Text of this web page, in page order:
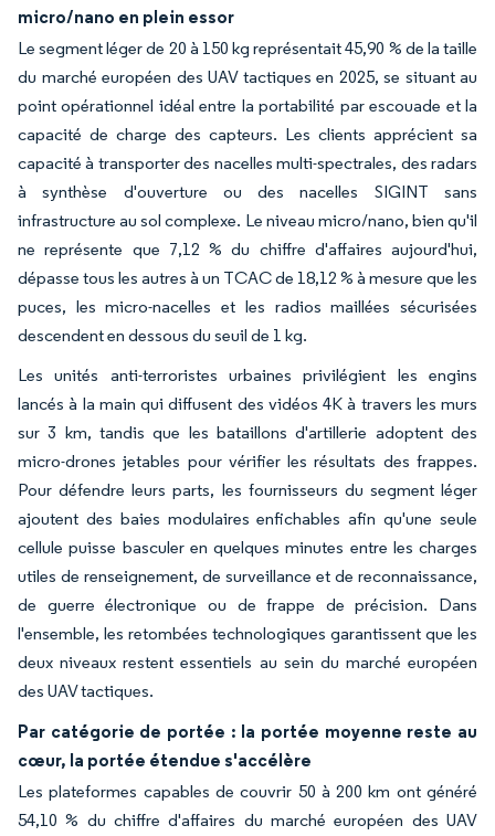
micro/nano en plein essor
Le segment léger de 20 à 150 kg représentait 45,90 % de la taille
du marché européen des UAV tactiques en 2025, se situant au
point opérationnel idéal entre la portabilité par escouade et la
capacité de charge des capteurs. Les clients apprécient sa
capacité à transporter des nacelles multi-spectrales, des radars
à synthèse d'ouverture ou des nacelles SIGINT sans
infrastructure au sol complexe. Le niveau micro/nano, bien qu'il
ne représente que 7,12 % du chiffre d'affaires aujourd'hui,
dépasse tous les autres à un TCAC de 18,12 % à mesure que les
puces, les micro-nacelles et les radios maillées sécurisées
descendent en dessous du seuil de 1 kg.
Les unités anti-terroristes urbaines privilégient les engins
lancés à la main qui diffusent des vidéos 4K à travers les murs
sur 3 km, tandis que les bataillons d'artillerie adoptent des
micro-drones jetables pour vérifier les résultats des frappes.
Pour défendre leurs parts, les fournisseurs du segment léger
ajoutent des baies modulaires enfichables afin qu'une seule
cellule puisse basculer en quelques minutes entre les charges
utiles de renseignement, de surveillance et de reconnaissance,
de guerre électronique ou de frappe de précision. Dans
l'ensemble, les retombées technologiques garantissent que les
deux niveaux restent essentiels au sein du marché européen
des UAV tactiques.
Par catégorie de portée : la portée moyenne reste au
cœur, la portée étendue s'accélère
Les plateformes capables de couvrir 50 à 200 km ont généré
54,10 % du chiffre d'affaires du marché européen des UAV